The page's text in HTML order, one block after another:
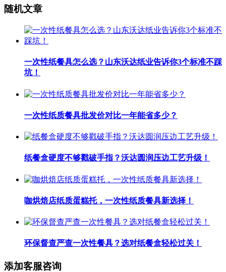
随机文章
一次性纸餐具怎么选？山东沃达纸业告诉你3个标准不踩
坑！
一次性纸质餐具批发价对比一年能省多少？
纸餐盒硬度不够戳破手指？沃达圆润压边工艺升级！
咖烘焙店纸质蛋糕托，一次性纸质餐具新选择！
环保督查严查一次性餐具？选对纸餐盒轻松过关！
添加客服咨询